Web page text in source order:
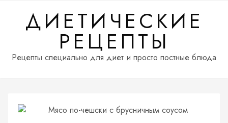
содержимомуДИЕТИЧЕСКИЕ
РЕЦЕПТЫ
Рецепты специально для диет и просто постные блюда